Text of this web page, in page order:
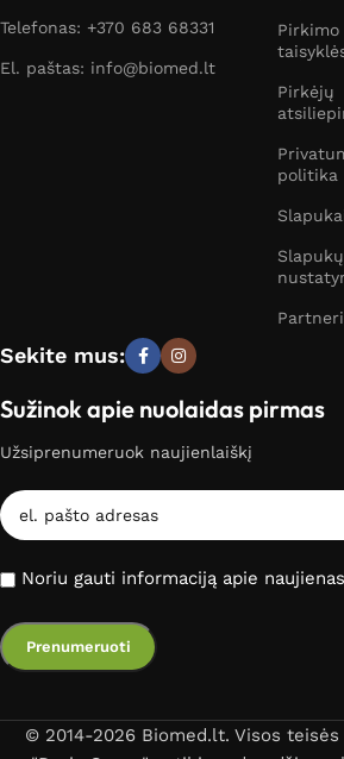
Telefonas: +370 683 68331
El. paštas: info@biomed.lt
Pirkimo
Pirkėjų
politika
Slapukų
Sekite mus:
Sužinok apie nuolaidas pirmas
Užsiprenumeruok naujienlaiškį
Noriu gauti informaciją apie
© 2014-2026 Biomed.lt. Visos teisės